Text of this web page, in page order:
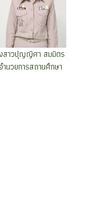
สาวปุญญิศา สมมิตร
ำนวยการสถานศึกษา